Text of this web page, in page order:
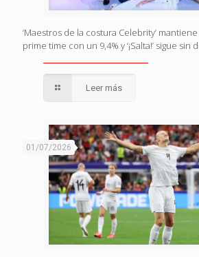
‘Maestros de la costura Celebrity’
prime time con un 9,4% y ‘¡Salta!’ sigue sin
Leer más
01/07/2026